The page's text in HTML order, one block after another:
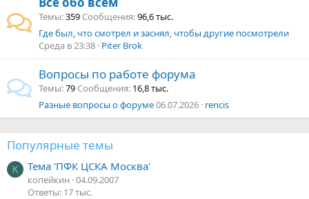
Темы 359 Сообщения 96,6 тыс.
Где был, что смотрел и заснял, чтобы другие посмотрели
Среда в 23:38 Piter Brok
Вопросы по работе форума
Темы 79 Сообщения 16,8 тыс.
Разные вопросы о форуме06.07.2026 rencis
Популярные темы
К Тема 'ПФК ЦСКА Москва'
копейкин 04.09.2007
Ответы: 17 тыс.